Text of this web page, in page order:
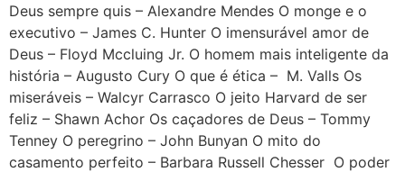
Deus sempre quis – Alexandre Mendes O monge e o
executivo – James C. Hunter O imensurável amor de
Deus – Floyd Mccluing Jr. O homem mais inteligente da
história – Augusto Cury O que é ética – M. Valls Os
miseráveis – Walcyr Carrasco O jeito Harvard de ser
feliz – Shawn Achor Os caçadores de Deus – Tommy
Tenney O peregrino – John Bunyan O mito do
casamento perfeito – Barbara Russell Chesser O poder